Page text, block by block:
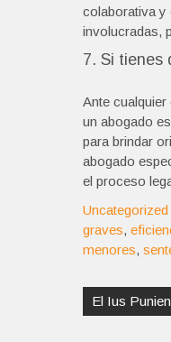
colaborativa y
involucradas,
7. Si tienes
Ante
un abogado
para brindar
abogado
el proceso
Uncategorized
graves,
menores,
de
entradas
El Ius